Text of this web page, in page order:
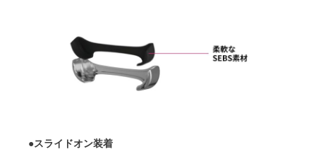
●スライドオン装着